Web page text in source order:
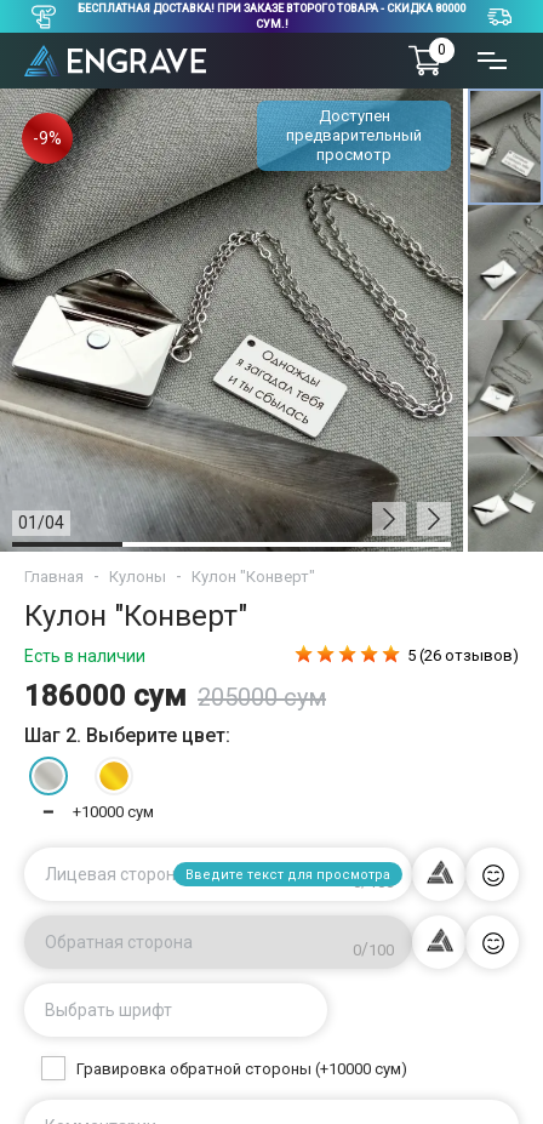
БЕСПЛАТНАЯ ДОСТАВКА! ПРИ ЗАКАЗЕ ВТОРОГО ТОВАРА - СКИДКА 80000
СУМ.!
0
Доступен
предварительный
просмотр
-9%
01/04
Главная Кулоны Кулон "Конверт"
Кулон "Конверт"
Есть в наличии
186000 сум 205000 сум
5 (26 отзывов)
Шаг 2. Выберите цвет:
━ +10000 сум
0/100
Лицевая сторона Введите текст для просмотра
0/100
Обратная сторона
Выбрать шрифт
Гравировка обратной стороны (+10000 сум)